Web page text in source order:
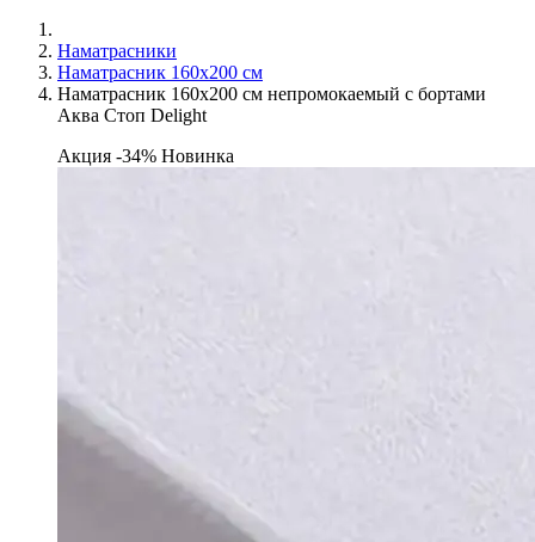
Наматрасники
Наматрасник 160х200 см
Наматрасник 160х200 см непромокаемый с бортами
Аква Стоп Delight
Акция -34% Новинка